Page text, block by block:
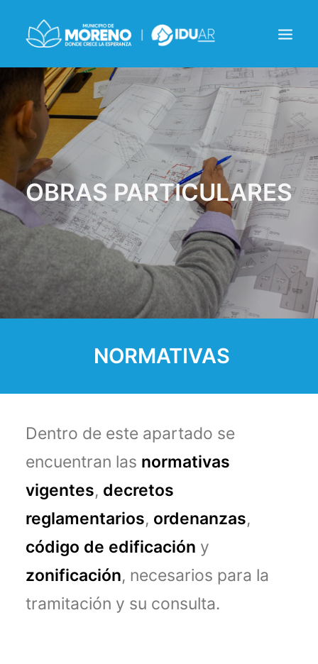
INSTITUCIONAL
NOTICIAS
CONTACTO
OBRAS PARTICULARES
NORMATIVAS
Dentro de este apartado se
encuentran las normativas
vigentes, decretos
reglamentarios, ordenanzas,
código de edificación y
zonificación, necesarios para la
tramitación y su consulta.